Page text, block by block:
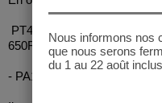
PT4 S.F. - PT6 - PT6C -
650F - PT15 - PT15L -
- PA10 - PA14 - PA15 - PA15C
Nous informons nos
que nous serons
du 1 au 22 août